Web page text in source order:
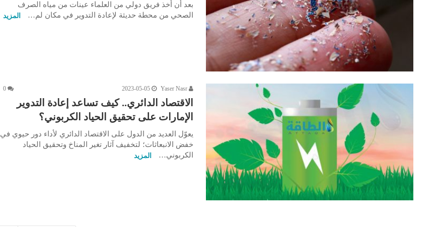
بعد أن أخذ فريق دولي من العلماء عينات من مياه الصرف
الصحي من محطة حديثة لإعادة التدوير في مكان لم…
المزيد
Yaser Nasr
2023-05-05
0
الاقتصاد الدائري.. كيف تساعد إعادة التدوير
الإمارات على تحقيق الحياد الكربوني؟
يعوّل العديد من الدول على الاقتصاد الدائري لأداء دور حيوي في
خفض الانبعاثات؛ لتخفيف آثار تغير المناخ وتحقيق الحياد
الكربوني…
المزيد